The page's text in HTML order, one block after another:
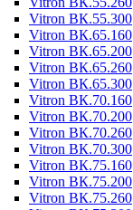
Vitron ВК.55.300
Vitron ВК.65.160
Vitron ВК.65.200
Vitron ВК.65.260
Vitron ВК.65.300
Vitron ВК.70.160
Vitron ВК.70.200
Vitron ВК.70.260
Vitron ВК.70.300
Vitron ВК.75.160
Vitron ВК.75.200
Vitron ВК.75.260